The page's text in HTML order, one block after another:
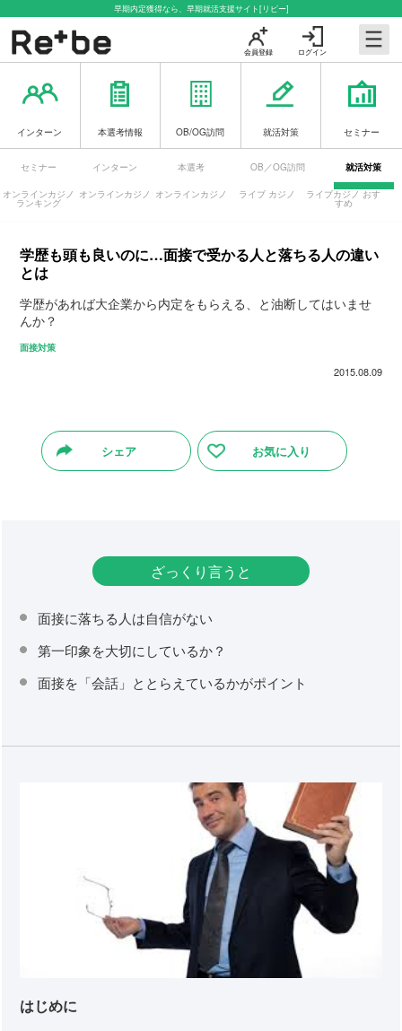
早期内定獲得なら、早期就活支援サイト[リビー]
ログイン
会員登録
インターン 本選考情報 OB/OG訪問 就活対策 セミナー
セミナー インターン 本選考 OB／OG訪問 就活対策
オンラインカジノ
ランキング
オンラインカジノ オンラインカジノ ライブ カジノ ライブカジノ おす
すめ
学歴も頭も良いのに…面接で受かる人と落ちる人の違い
とは
学歴があれば大企業から内定をもらえる、と油断してはいませ
んか？
面接対策
2015.08.09
シェア お気に入り
ざっくり言うと
面接に落ちる人は自信がない
第一印象を大切にしているか？
面接を「会話」ととらえているかがポイント
はじめに